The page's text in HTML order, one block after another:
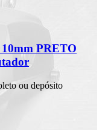
PRETO
ou depósito